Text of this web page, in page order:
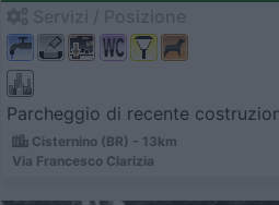
Parcheggio di recente
Cisternino (BR) - 13km
Via Francesco Clarizia